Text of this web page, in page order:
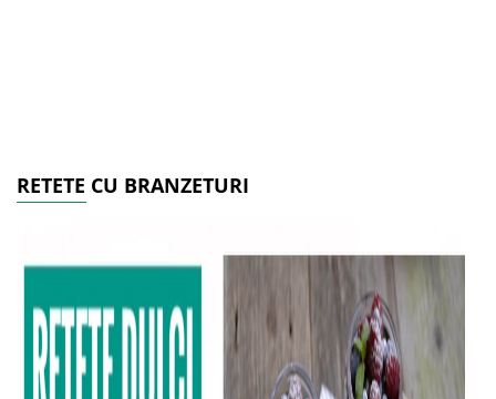
RETETE CU BRANZETURI